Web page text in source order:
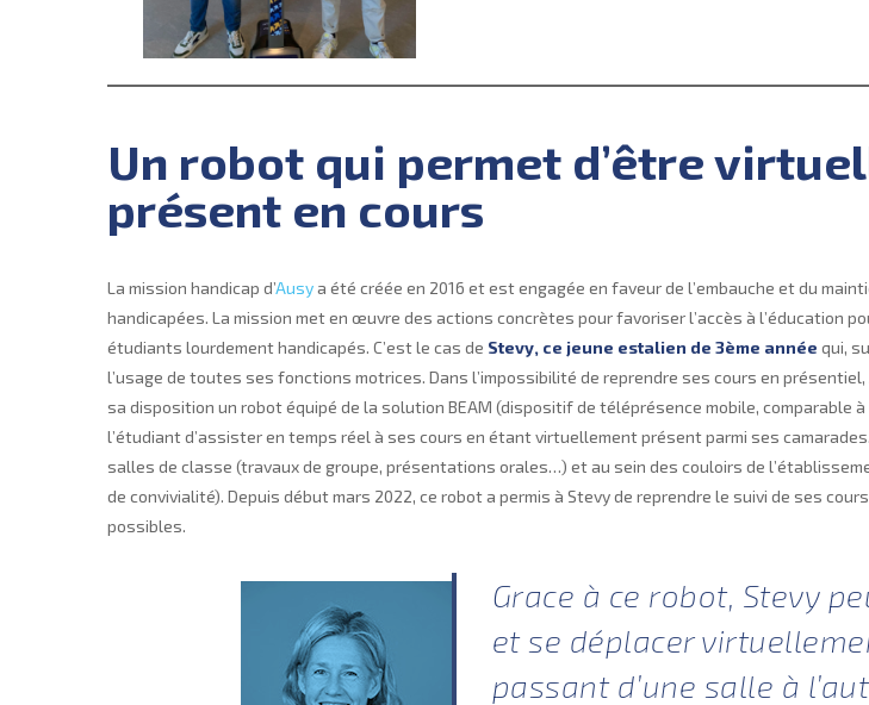
Un robot qui permet d’être
présent en cours
La mission handicap d’Ausya été créée en 2016 et est engagée en faveur de l’embauche et du
handicapées. La mission met en œuvre des actions concrètes pour favoriser l’accès à l’éducation
étudiants lourdement handicapés. C’est le cas de Stevy, ce jeune estalien de 3ème année qui,
l’usage de toutes ses fonctions motrices. Dans l’impossibilité de reprendre ses cours en
sa disposition un robot équipé de la solution BEAM (dispositif de téléprésence mobile, comparable à
l’étudiant d’assister en temps réel à ses cours en étant virtuellement présent parmi ses
salles de classe (travaux de groupe, présentations orales…) et au sein des couloirs de
de convivialité). Depuis début mars 2022, ce robot a permis à Stevy de reprendre le suivi de ses
possibles.
Grace à ce robot, Stevy
et se déplacer
passant d’une salle à